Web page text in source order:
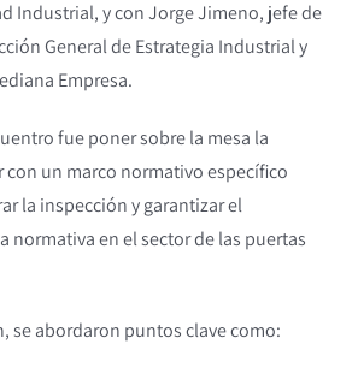
Industrial, y con Jorge Jimeno, jefe de
General de Estrategia Industrial y
Empresa.
fue poner sobre la mesa la
con un marco normativo específico
la inspección y garantizar el
normativa en el sector de las puertas
se abordaron puntos clave como: